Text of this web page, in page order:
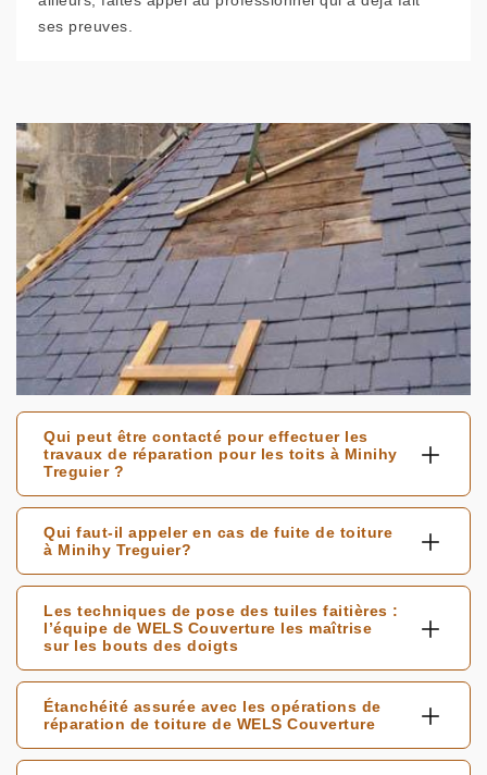
ses preuves.
Qui peut être contacté pour effectuer les
travaux de réparation pour les toits à Minihy
Treguier ?
Qui faut-il appeler en cas de fuite de toiture
à Minihy Treguier?
Les techniques de pose des tuiles faitières :
l’équipe de WELS Couverture les maîtrise
sur les bouts des doigts
Étanchéité assurée avec les opérations de
réparation de toiture de WELS Couverture